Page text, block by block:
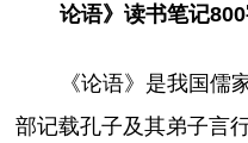
论语》读书笔记
《论语》是我国儒
部记载孔子及其弟子言